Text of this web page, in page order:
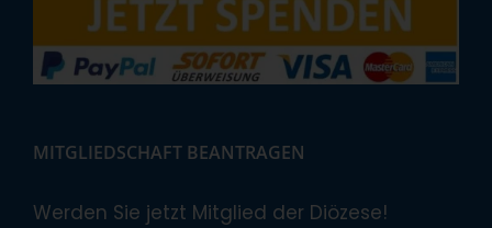
MITGLIEDSCHAFT BEANTRAGEN
Werden Sie jetzt Mitglied der Diözese!